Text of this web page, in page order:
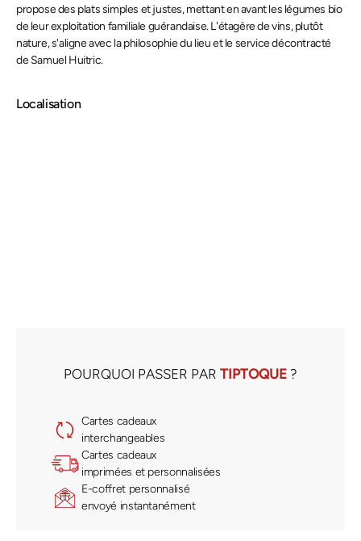
propose des plats simples et justes, mettant en avant les légumes bio
de leur exploitation familiale guérandaise. L'étagère de vins, plutôt
nature, s'aligne avec la philosophie du lieu et le service décontracté
de Samuel Huitric.
Localisation
POURQUOI PASSER PAR TIPTOQUE ?
Cartes cadeaux
interchangeables
Cartes cadeaux
imprimées et personnalisées
E-coffret personnalisé
envoyé instantanément